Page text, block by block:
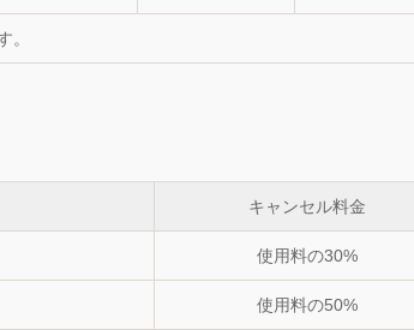
。
キャンセル料金
使用料の30%
使用料の50%